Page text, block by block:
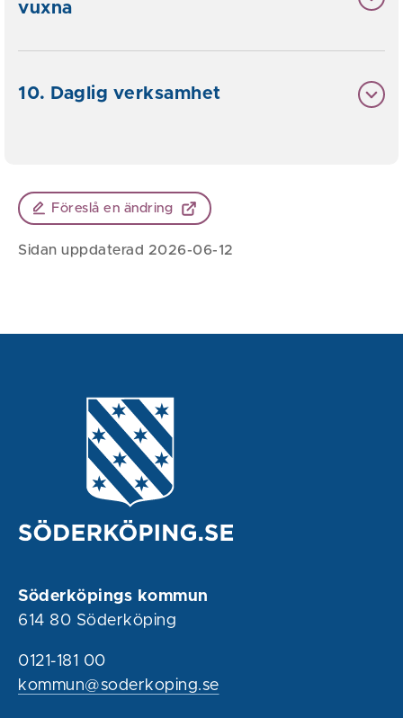
vuxna
10. Daglig verksamhet
Föreslå en ändring
Sidan uppdaterad 2026-06-12
Söderköpings kommun
614 80 Söderköping
0121-181 00
kommun@soderkoping.se